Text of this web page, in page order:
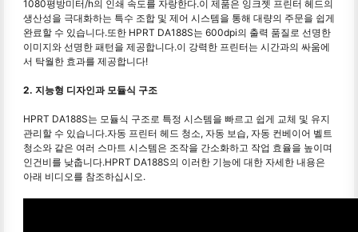
1080평방미터/h의 인쇄 속도를 자랑한다.이 제품은 잉크젯 프린터 헤드의
생산성을 극대화하는 특수 조합 및 제어 시스템을 통해 대량의 주문을 쉽게
완료할 수 있습니다.또한 HPRT DA188S는 600dpi의 출력 품질로 선명한
이미지와 선명한 패턴을 제공합니다.이 강력한 프린터는 시간과의 싸움에
서 탁월한 효과를 제공합니다!
2. 지능형 디자인과 모듈식 구조
HPRT DA188S는 모듈식 구조로 특정 시스템을 빠르고 쉽게 교체 및 유지
관리할 수 있습니다.자동 프린터 헤드 청소, 자동 보습, 자동 컨베이어 벨트
청소와 같은 여러 스마트 시스템은 조작을 간소화하고 작업 효율을 높이며
인건비를 낮춥니다.HPRT DA188S의 이러한 기능에 대한 자세한 내용은
아래 비디오를 참조하십시오.